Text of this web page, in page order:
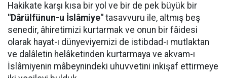
Hakikate karşı kısa bir yol ve bir de pek büyük bir
"Dârülfünun-u İslâmiye" tasavvuru ile, altmış beş
senedir, âhiretimizi kurtarmak ve onun bir fâidesi
olarak hayat-ı dünyeviyemizi de istibdad-ı mutlaktan
ve dalâletin helâketinden kurtarmaya ve akvam-ı
İslâmiyenin mâbeynindeki uhuvvetini inkişaf ettirmeye